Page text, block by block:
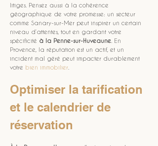
litiges. Pensez aussi à la cohérence
géographique de votre promesse: un secteur
comme Sanary-sur-Mer peut inspirer un certain
niveau d’attentes, tout en gardant votre
spécificité à la Penne-sur-Huveaune . En
Provence, la réputation est un actif, et un
incident mal géré peut impacter durablement
votre bien immobilier
Optimiser la tarification
et le calendrier de
réservation